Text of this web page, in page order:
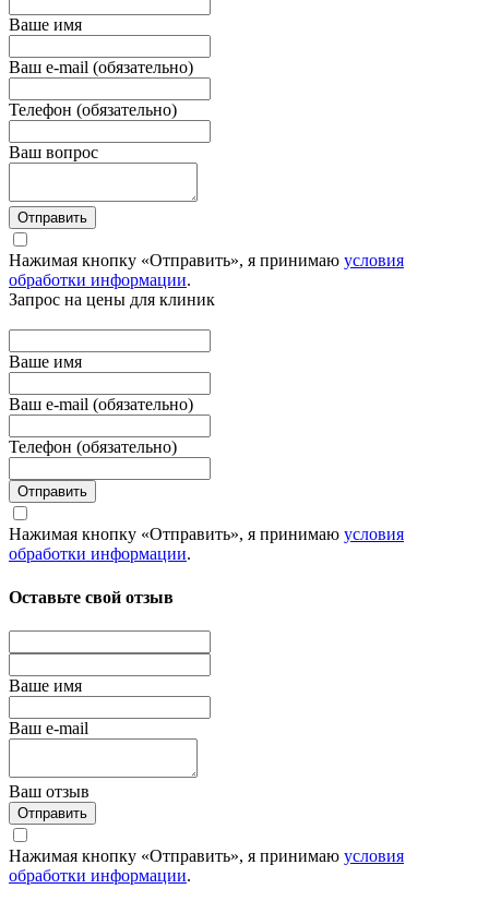
Вашe имя
Ваш e-mail (обязательно)
Телефон (обязательно)
Ваш вопрос
Отправить
Нажимая кнопку «Отправить», я принимаю условия
обработки информации.
Запрос на цены для клиник
Вашe имя
Ваш e-mail (обязательно)
Телефон (обязательно)
Отправить
Нажимая кнопку «Отправить», я принимаю условия
обработки информации.
Оставьте свой отзыв
Вашe имя
Ваш e-mail
Ваш отзыв
Отправить
Нажимая кнопку «Отправить», я принимаю условия
обработки информации.